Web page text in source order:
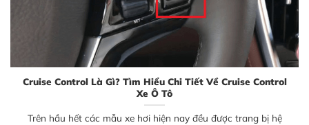
Cruise Control Là Gì? Tìm Hiểu Chi Tiết Về Cruise Control
Xe Ô Tô
Trên hầu hết các mẫu xe hơi hiện nay đều được trang bị hệ